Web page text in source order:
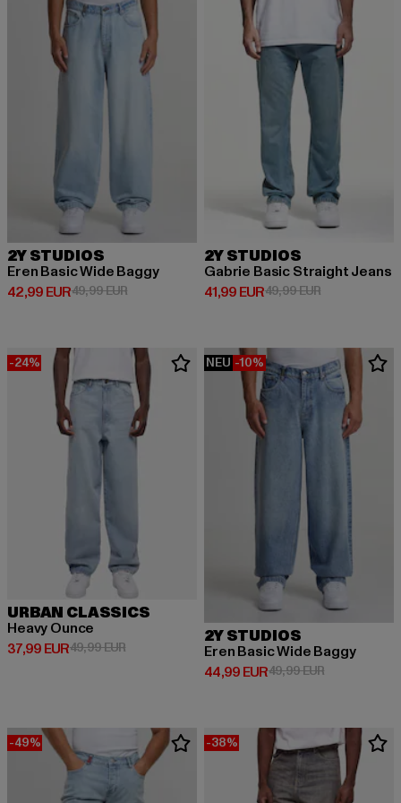
2Y STUDIOS
Eren Basic Wide Baggy
42,99 EUR
Derzeitiger Preis: 42,99 EUR
49,99 EURAktionspreis: 49,99 EUR
2Y STUDIOS
Gabrie Basic Straight Jeans
41,99 EUR
Derzeitiger Preis: 41,99 EUR
49,99 EURAktionspreis:
-24%
URBAN CLASSICS
Heavy Ounce
37,99 EUR
Derzeitiger Preis: 37,99 EUR
49,99 EURAktionspreis: 49,99 EUR
NEU -10%
2Y STUDIOS
Eren Basic Wide Baggy
44,99 EUR
Derzeitiger Preis: 44,99 EUR
49,99 EURAktionspreis:
-49% -38%